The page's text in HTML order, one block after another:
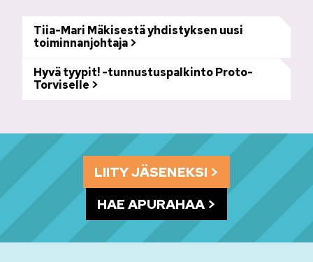
Tiia-Mari Mäkisestä yhdistyksen uusi
toiminnanjohtaja
Hyvä tyypit! -tunnustuspalkinto Proto-
Torviselle
LIITY JÄSENEKSI
HAE APURAHAA